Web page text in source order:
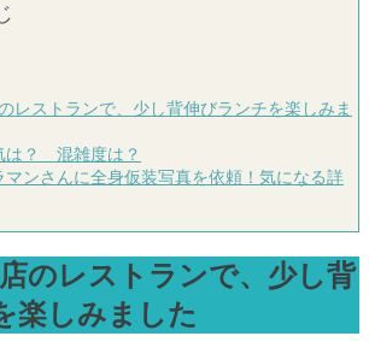
レストランで、少し背伸びランチを楽しみま
は？ 混雑度は？
マンさんに全身仮装写真を依頼！気になる詳
のレストランで、少し背
楽しみました